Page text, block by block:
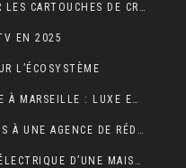
LE GUIDE COMPLET POUR UTILISER LES CARTOUCHES DE CRÈME AU PROTOXYDE D’AZOTE DE MANIÈRE SÛRE ET CRÉATIVE DANS LA CUISINE
EN 2025
L’ÉCOSYSTÈME
RÉSERVATION VTC HAUT DE GAMME À MARSEILLE : LUXE ET CONFORT
POURQUOI CONFIER VOS CONTENUS À UNE AGENCE DE RÉDACTION ? LA CLÉ DU SUCCÈS EN LIGNE
COMBIEN COÛTE LA RÉNOVATION ÉLECTRIQUE D’UNE MAISON OU D’UN APPARTEMENT ?